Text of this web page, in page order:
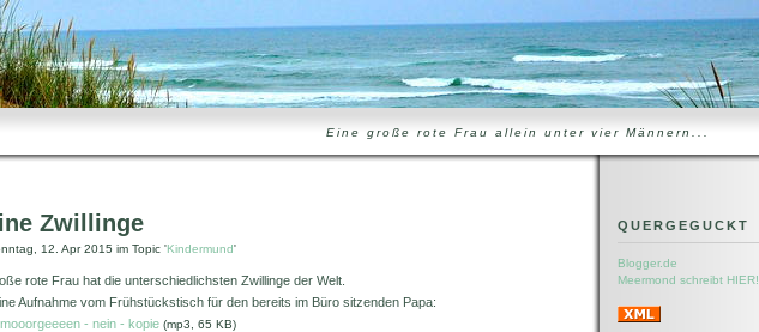
Eine große rote Frau allein unter vier Männern...
Zwillinge
12. Apr 2015 im Topic 'Kindermund'
rote Frau hat die unterschiedlichsten Zwillinge der Welt.
Aufnahme vom Frühstückstisch für den bereits im Büro sitzenden Papa:
- nein - kopie (mp3, 65 KB)
QUERGEGUCKT
Blogger.de
Meermond schreibt HIER!